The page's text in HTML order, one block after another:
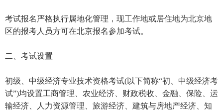
考试报名严格执行属地化管理，现工作地或居住地为北京地
区的报考人员方可在北京报名参加考试。
二、考试设置
初级、中级经济专业技术资格考试(以下简称“初、中级经济考
试”)均设置工商管理、农业经济、财政税收、金融、保险、运
输经济、人力资源管理、旅游经济、建筑与房地产经济、知